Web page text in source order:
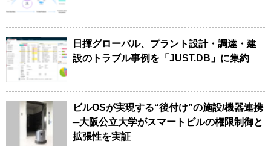
日揮グローバル、プラント設計・調達・建
設のトラブル事例を「JUST.DB」に集約
ビルOSが実現する“後付け”の施設/機器連携
─大阪公立大学がスマートビルの権限制御と
拡張性を実証